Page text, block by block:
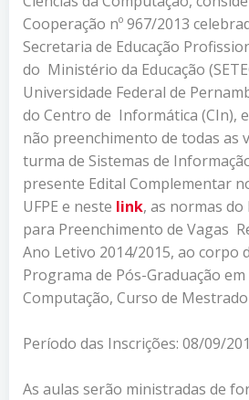
Cooperação nº 967/2013
Secretaria de Educação
do Ministério da Educação
Universidade Federal de
do Centro de Informática (CIn),
não preenchimento de todas as
turma de Sistemas de
presente Edital Complementar
UFPE e neste link, as normas do
para Preenchimento de Vagas
Ano Letivo 2014/2015, ao corpo
Programa de Pós-Graduação em
Computação, Curso de
Período das Inscrições: 08/09/
As aulas serão ministradas de